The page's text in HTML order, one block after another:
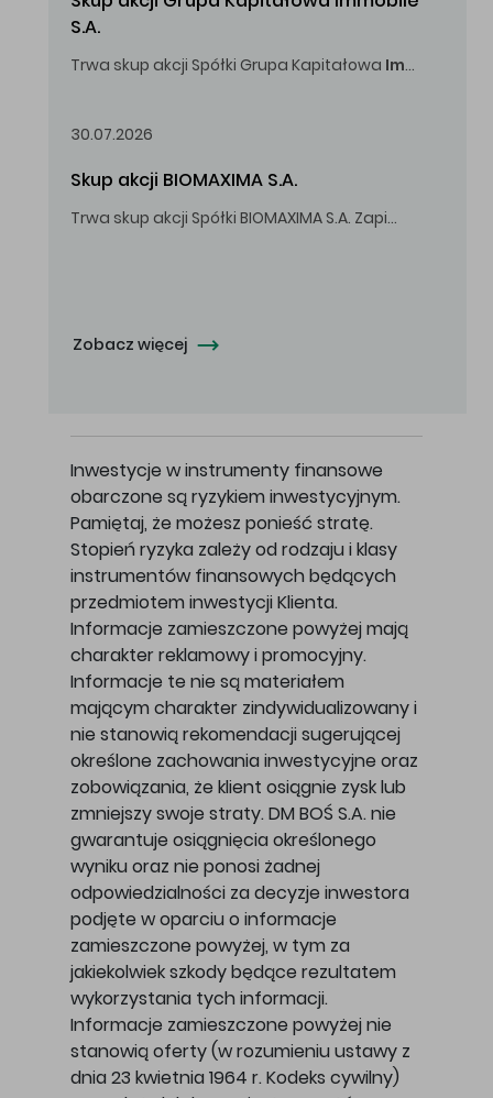
S.A.
Trwa skup akcji Spółki Grupa Kapitałowa Immobile
30.07.2026
Skup akcji BIOMAXIMA S.A.
Trwa skup akcji Spółki BIOMAXIMA S.A. Zapisy do 4 sierpnia 2026 r. do godz. 16.00.
Zobacz więcej
Inwestycje w instrumenty finansowe
obarczone są ryzykiem inwestycyjnym.
Pamiętaj, że możesz ponieść stratę.
Stopień ryzyka zależy od rodzaju i klasy
instrumentów finansowych będących
przedmiotem inwestycji Klienta.
Informacje zamieszczone powyżej mają
charakter reklamowy i promocyjny.
Informacje te nie są materiałem
mającym charakter zindywidualizowany i
nie stanowią rekomendacji sugerującej
określone zachowania inwestycyjne oraz
zobowiązania, że klient osiągnie zysk lub
zmniejszy swoje straty. DM BOŚ S.A. nie
gwarantuje osiągnięcia określonego
wyniku oraz nie ponosi żadnej
odpowiedzialności za decyzje inwestora
podjęte w oparciu o informacje
zamieszczone powyżej, w tym za
jakiekolwiek szkody będące rezultatem
wykorzystania tych informacji.
Informacje zamieszczone powyżej nie
stanowią oferty (w rozumieniu ustawy z
dnia 23 kwietnia 1964 r. Kodeks cywilny)